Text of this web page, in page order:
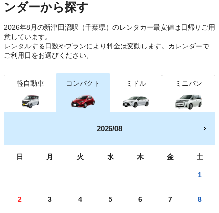
ンダーから探す
2026年8月の新津田沼駅（千葉県）のレンタカー最安値は日帰り ご用
意しています。
レンタルする日数やプランにより料金は変動します。カレンダーで
ご利用日をお選びください。
軽自動車 コンパクト ミドル ミニバン
2026/08
日 月 火 水 木 金 土
1
2 3 4 5 6 7 8